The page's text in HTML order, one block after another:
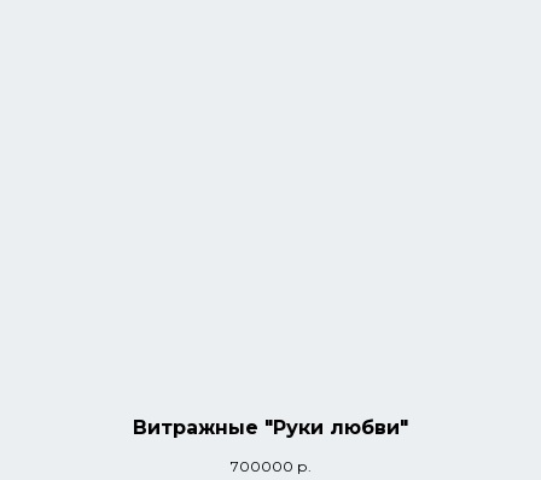
Витражные "Руки любви"
700000 р.